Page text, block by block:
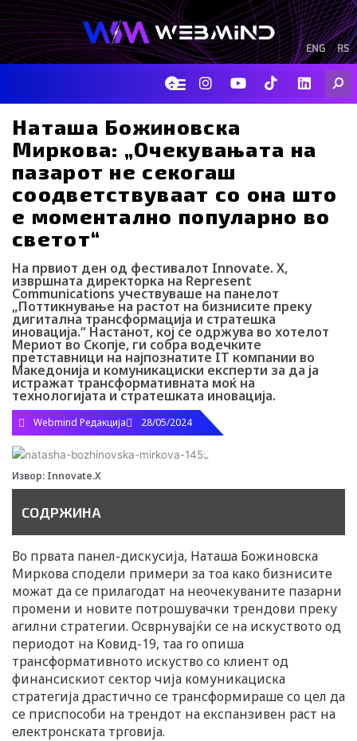
Skip
to
content
RS
ENG
F
a
c
b
o
o
k
I
n
s
a
g
r
a
m
Y
o
u
u
b
e
I
c
o
i
k
t
i
k
k
-
i
c
o
n
L
i
n
d
i
Наташа Божиновска
Миркова: „Очекувањата на
пазарот не секогаш
соодветствуваат со она што
е моментално популарно во
светот“
На првиот ден од фестивалот Innovate. X,
извршната директорка на Represent
Communications учествуваше на панелот
„Поттикнување на растот на бизнисите преку
дигитална трансформација и стратешка
иновација.“ Настанот, кој се одржува во хотелот
Мериот во Скопје, ги собра водечките
претставници на најпознатите IT компании во
Македонија и комуникациски експерти за да ја
истражат трансформативната моќ на
технологијата и стратешката иновација.
Webmind Редакција 28/05/2024
Извор: Innovate.X
СОДРЖИНА
Во првата панел-дискусија, Наташа Божиновска
Миркова сподели примери за тоа како бизнисите
можат да се прилагодат на неочекуваните пазарни
промени и новите потрошувачки трендови преку
агилни стратегии. Осврнувајќи се на искуството од
периодот на Ковид-19, таа го опиша
трансформативното искуство со клиент од
финансискиот сектор чија комуникациска
стратегија драстично се трансформираше со цел да
се приспособи на трендот на експанзивен раст на
електронската трговија.